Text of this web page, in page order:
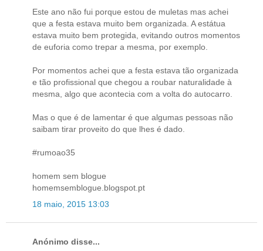
Este ano não fui porque estou de muletas mas achei
que a festa estava muito bem organizada. A estátua
estava muito bem protegida, evitando outros momentos
de euforia como trepar a mesma, por exemplo.
Por momentos achei que a festa estava tão organizada
e tão profissional que chegou a roubar naturalidade à
mesma, algo que acontecia com a volta do autocarro.
Mas o que é de lamentar é que algumas pessoas não
saibam tirar proveito do que lhes é dado.
#rumoao35
homem sem blogue
homemsemblogue.blogspot.pt
18 maio, 2015 13:03
Anónimo disse...